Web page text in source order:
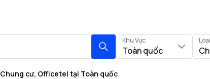
Khu Vực
Toàn quốc
Chung cư, Officetel tại Toàn quốc